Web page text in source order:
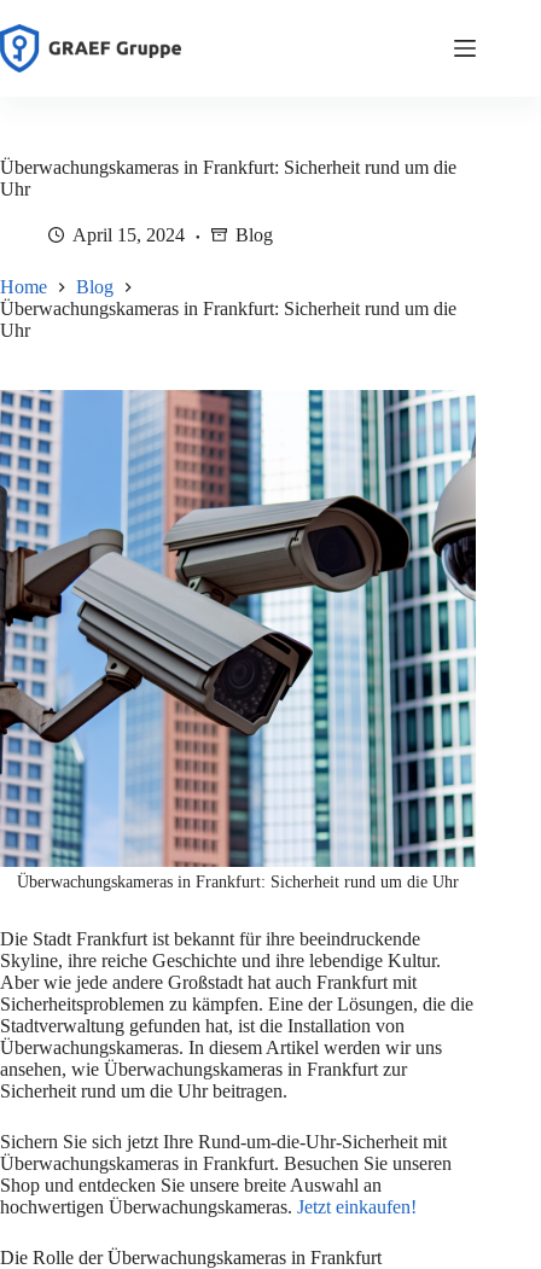
Inhalt
springen
Überwachungskameras in Frankfurt: Sicherheit rund um die
Uhr
April 15, 2024 Blog
Home
Blog
Überwachungskameras in Frankfurt: Sicherheit rund um die
Uhr
Überwachungskameras in Frankfurt: Sicherheit rund um die Uhr
Die Stadt Frankfurt ist bekannt für ihre beeindruckende
Skyline, ihre reiche Geschichte und ihre lebendige Kultur.
Aber wie jede andere Großstadt hat auch Frankfurt mit
Sicherheitsproblemen zu kämpfen. Eine der Lösungen, die die
Stadtverwaltung gefunden hat, ist die Installation von
Überwachungskameras. In diesem Artikel werden wir uns
ansehen, wie Überwachungskameras in Frankfurt zur
Sicherheit rund um die Uhr beitragen.
Sichern Sie sich jetzt Ihre Rund-um-die-Uhr-Sicherheit mit
Überwachungskameras in Frankfurt. Besuchen Sie unseren
Shop und entdecken Sie unsere breite Auswahl an
hochwertigen Überwachungskameras. Jetzt einkaufen!
Die Rolle der Überwachungskameras in Frankfurt